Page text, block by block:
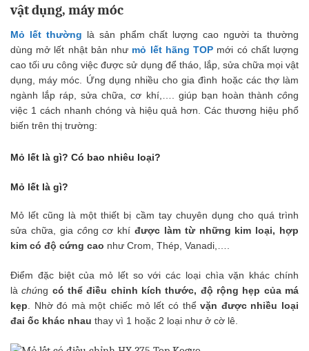
vật dụng, máy móc
Mỏ lết thường là sản phẩm chất lượng cao người ta thường
dùng mở lết nhật bản như mỏ lết hãng TOP mới có chất lượng
cao tối ưu công việc được sử dụng để tháo, lắp, sửa chữa mọi vật
dụng, máy móc. Ứng dụng nhiều cho gia đình hoặc các thợ làm
ngành lắp ráp, sửa chữa, cơ khí,…. giúp bạn hoàn thành công
việc 1 cách nhanh chóng và hiệu quả hơn. Các thương hiệu phổ
biến trên thị trường:
Mỏ lết là gì? Có bao nhiêu loại?
Mỏ lết là gì?
Mỏ lết cũng là một thiết bị cầm tay chuyên dụng cho quá trình
sửa chữa, gia công cơ khí được làm từ những kim loại, hợp
kim có độ cứng cao như Crom, Thép, Vanadi,….
Điểm đặc biệt của mỏ lết so với các loại chìa vặn khác chính
làchúng có thể điều chỉnh kích thước, độ rộng hẹp của má
kẹp . Nhờ đó mà một chiếc mỏ lết có thểvặn được nhiều loại
đai ốc khác nhau thay vì 1 hoặc 2 loại như ở cờ lê.